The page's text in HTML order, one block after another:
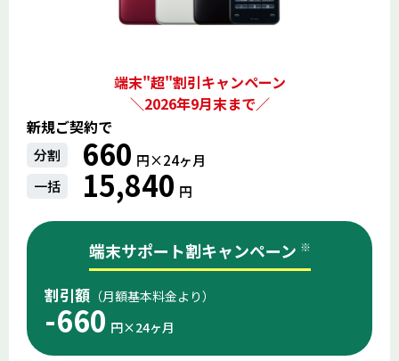
端末"超"割引キャンペーン
＼2026年9月末まで／
新規ご契約で
分割 660 円×24ヶ⽉
一括
15,840 円
端末サポート割キャンペーン ※
割引額 （月額基本料金より）
-660 円×24ヶ⽉